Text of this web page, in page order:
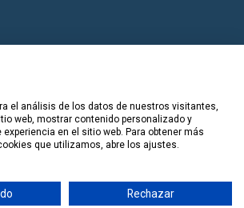
offer you the option of booking from cozy
in an easy way and in a single click.
Book It
Tours por España
el análisis de los datos de nuestros visitantes,
web, mostrar contenido personalizado y
experiencia en el sitio web. Para obtener más
que utilizamos, abre los ajustes.
Rechazar